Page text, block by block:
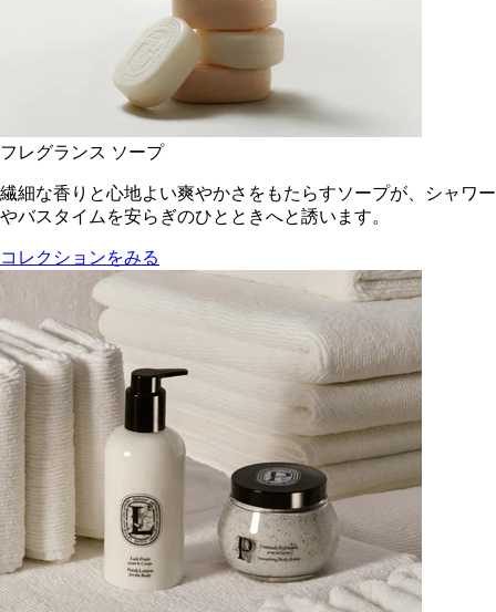
フレグランス ソープ
繊細な香りと心地よい爽やかさをもたらすソープが、シャワー
やバスタイムを安らぎのひとときへと誘います。
コレクションをみる